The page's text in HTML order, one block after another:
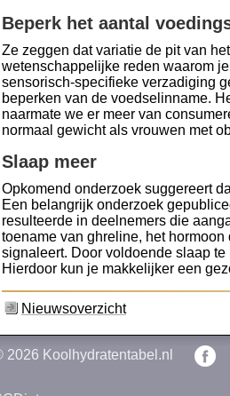
Beperk het aantal
Ze zeggen dat variatie de pit van
wetenschappelijke reden waarom
sensorisch-specifieke verzadiging
beperken van de voedselinname.
naarmate we er meer van
normaal gewicht als vrouwen met
Slaap meer
Opkomend onderzoek suggereert
Een belangrijk onderzoek
resulteerde in deelnemers die
toename van ghreline, het
signaleert. Door voldoende slaap
Hierdoor kun je makkelijker een
Nieuwsoverzicht
2026 Koolhydratentabel.nl